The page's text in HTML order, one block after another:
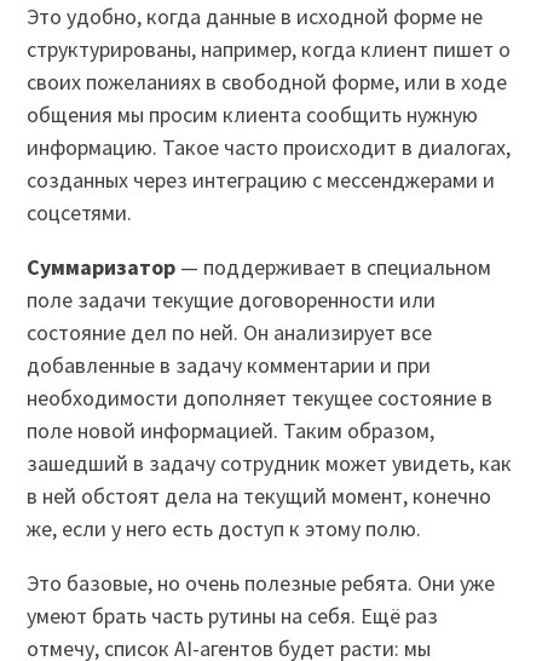
Это удобно, когда данные в исходной форме не
структурированы, например, когда клиент пишет о
своих пожеланиях в свободной форме, или в ходе
общения мы просим клиента сообщить нужную
информацию. Такое часто происходит в диалогах,
созданных через интеграцию с мессенджерами и
соцсетями.
Суммаризатор — поддерживает в специальном
поле задачи текущие договоренности или
состояние дел по ней. Он анализирует все
добавленные в задачу комментарии и при
необходимости дополняет текущее состояние в
поле новой информацией. Таким образом,
зашедший в задачу сотрудник может увидеть, как
в ней обстоят дела на текущий момент, конечно
же, если у него есть доступ к этому полю.
Это базовые, но очень полезные ребята. Они уже
умеют брать часть рутины на себя. Ещё раз
отмечу, список AI-агентов будет расти: мы